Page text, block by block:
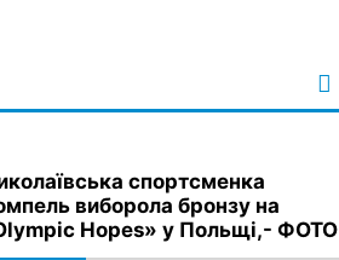
спортсменка
виборола бронзу на
Hopes» у Польщі,- ФОТО